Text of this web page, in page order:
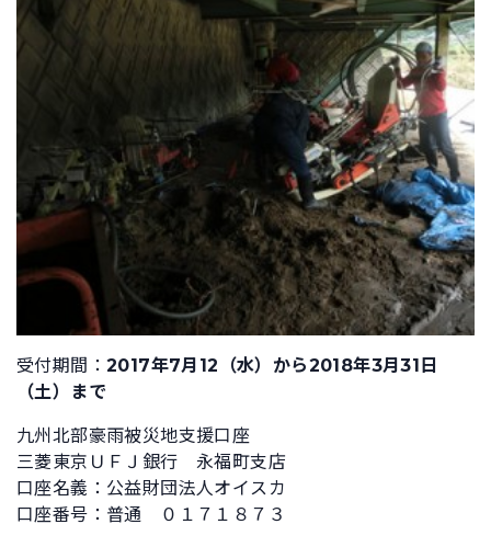
受付期間： 2017年7月12（水）から2018年3月31日
（土）まで
九州北部豪雨被災地支援口座
三菱東京ＵＦＪ銀行 永福町支店
口座名義：公益財団法人オイスカ
口座番号：普通 ０１７１８７３